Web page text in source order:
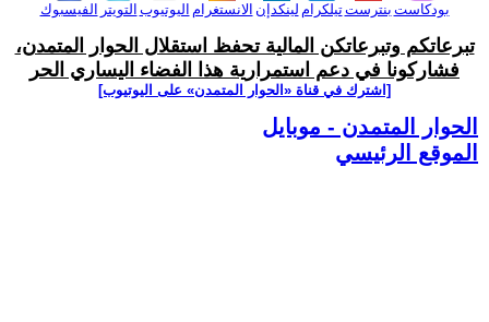
الفيسبوك التويتر اليوتيوب الانستغرام لينكدإن تيلكرامبنترست بودكاست
تبرعاتكم وتبرعاتكن المالية تحفظ استقلال الحوار المتمدن،
فشاركونا في دعم استمرارية هذا الفضاء اليساري الحر
[اشترك في قناة ‫«الحوار المتمدن» على اليوتيوب]
الحوار المتمدن - موبايل
الموقع الرئيسي